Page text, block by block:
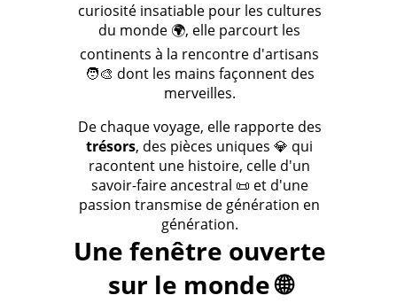
curiosité insatiable pour les cultures
du monde 🌍, elle parcourt les
continents à la rencontre d'artisans
🧑‍🎨 dont les mains façonnent des
merveilles.
De chaque voyage, elle rapporte des
trésors, des pièces uniques 💎 qui
racontent une histoire, celle d'un
savoir-faire ancestral 📜 et d'une
passion transmise de génération en
génération.
Une fenêtre ouverte
sur le monde 🌐